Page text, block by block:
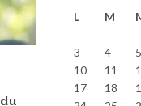
L
M
3
4 5
10
11
17
18